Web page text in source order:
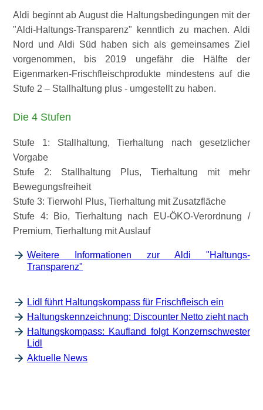
Aldi beginnt ab August die Haltungsbedingungen mit der
Aldi-Haltungs-Transparenz
kenntlich zu machen. Aldi
Nord und Aldi Süd haben sich als gemeinsames Ziel
vorgenommen, bis 2019 ungefähr die Hälfte der
Eigenmarken-Frischfleischprodukte mindestens auf die
Stufe 2 – Stallhaltung plus - umgestellt zu haben.
Die 4 Stufen
Stufe 1: Stallhaltung, Tierhaltung nach gesetzlicher
Vorgabe
Stufe 2: Stallhaltung Plus, Tierhaltung mit mehr
Bewegungsfreiheit
Stufe 3: Tierwohl Plus, Tierhaltung mit Zusatzfläche
Stufe 4: Bio, Tierhaltung nach EU-ÖKO-Verordnung /
Premium, Tierhaltung mit Auslauf
Weitere Informationen zur Aldi "Haltungs-
Transparenz"
Lidl führt Haltungskompass für Frischfleisch ein
Haltungskennzeichnung: Discounter Netto zieht nach
Haltungskompass: Kaufland folgt Konzernschwester
Lidl
Aktuelle News